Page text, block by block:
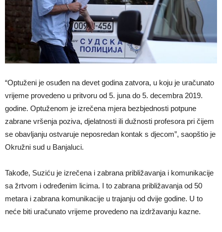
“Optuženi je osuđen na devet godina zatvora, u koju je uračunato
vrijeme provedeno u pritvoru od 5. juna do 5. decembra 2019.
godine. Optuženom je izrečena mjera bezbjednosti potpune
zabrane vršenja poziva, djelatnosti ili dužnosti profesora pri čijem
se obavljanju ostvaruje neposredan kontak s djecom”, saopštio je
Okružni sud u Banjaluci.
Takođe, Suziću je izrečena i zabrana približavanja i komunikacije
sa žrtvom i određenim licima. I to zabrana približavanja od 50
metara i zabrana komunikacije u trajanju od dvije godine. U to
neće biti uračunato vrijeme provedeno na izdržavanju kazne.